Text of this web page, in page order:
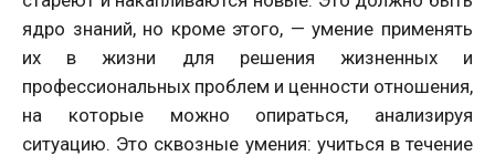
ядро ​знаний, но кроме этого, — умение применять
их в жизни для решения жизненных и
профессиональных проблем и ценности отношения,
на которые можно опираться, анализируя
ситуацию. Это сквозные умения: учиться в течение